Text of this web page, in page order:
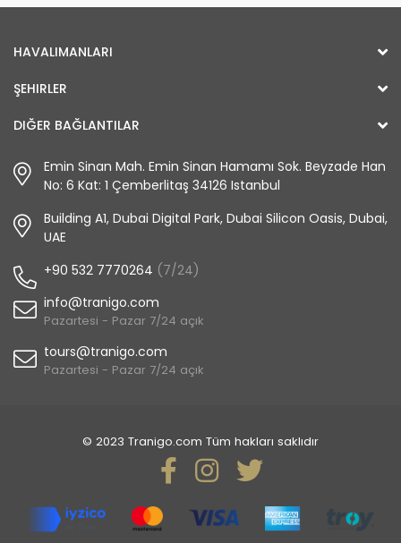
HAVALIMANLARI
ŞEHIRLER
DIĞER BAĞLANTILAR
Emin Sinan Mah. Emin Sinan Hamamı Sok. Beyzade Han
No: 6 Kat: 1 Çemberlitaş 34126 Istanbul
Building A1, Dubai Digital Park, Dubai Silicon Oasis, Dubai,
UAE
+90 532 7770264 (7/24)
info@tranigo.com
Pazartesi - Pazar 7/24 açık
tours@tranigo.com
Pazartesi - Pazar 7/24 açık
© 2023 Tranigo.com Tüm hakları saklıdır